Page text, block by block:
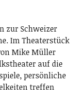
zur Schweizer
Im Theaterstück
Mike Müller
auf die
persönliche
treffen